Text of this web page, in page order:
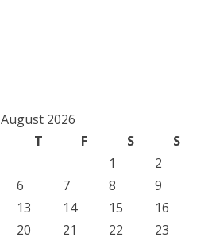
August 2026
T F S
S
1
2
6 7 8
9
13 14 15
16
20 21 22
23